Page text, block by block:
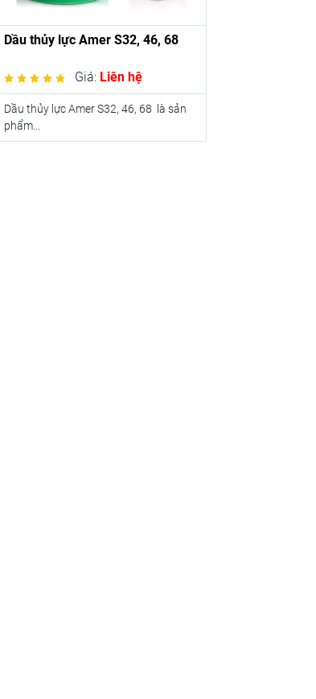
Dầu thủy lực Amer S32, 46, 68
Giá: Liên hệ
Dầu thủy lực Amer S32, 46, 68 là sản
phẩm...